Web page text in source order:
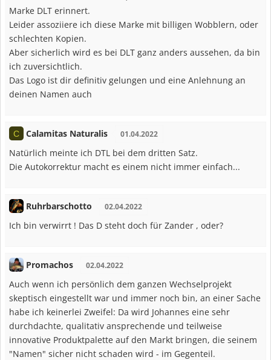
Marke DLT erinnert.
Leider assoziiere ich diese Marke mit billigen Wobblern, oder
schlechten Kopien.
Aber sicherlich wird es bei DLT ganz anders aussehen, da bin
ich zuversichtlich.
Das Logo ist dir definitiv gelungen und eine Anlehnung an
deinen Namen auch
C Calamitas Naturalis 01.04.2022
Natürlich meinte ich DTL bei dem dritten Satz.
Die Autokorrektur macht es einem nicht immer einfach...
Ruhrbarschotto 02.04.2022
Ich bin verwirrt ! Das D steht doch für Zander , oder?
Promachos 02.04.2022
Auch wenn ich persönlich dem ganzen Wechselprojekt
skeptisch eingestellt war und immer noch bin, an einer Sache
habe ich keinerlei Zweifel: Da wird Johannes eine sehr
durchdachte, qualitativ ansprechende und teilweise
innovative Produktpalette auf den Markt bringen, die seinem
"Namen" sicher nicht schaden wird - im Gegenteil.